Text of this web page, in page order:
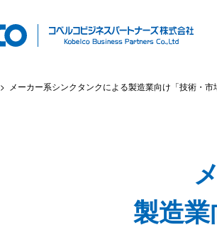
メーカー系シンクタンクによる製造業向け「技術・
製造